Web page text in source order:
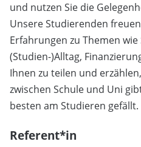
und nutzen Sie die
Unsere Studierenden
Erfahrungen zu Themen
(Studien-)Alltag,
Ihnen zu teilen und
zwischen Schule und Uni
besten am Studieren gefällt.
Referent*in